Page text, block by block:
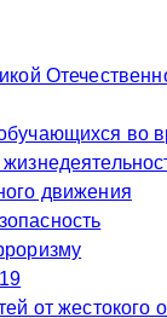
во
движения
от жестокого